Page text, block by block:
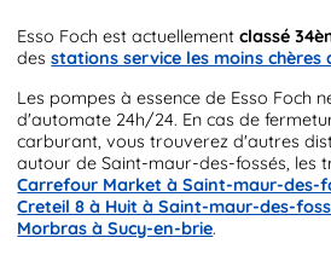
Esso Foch est actuellementclassé
desstations service les moins chères
Les pompes à essence de Esso Foch
d'automate 24h/24. En cas de
carburant, vous trouverez d'autres
autour de Saint-maur-des-fossés, les
Carrefour Market à Saint-maur-des-
Creteil 8 à Huit à Saint-maur-des-
Morbras à Sucy-en-brie.